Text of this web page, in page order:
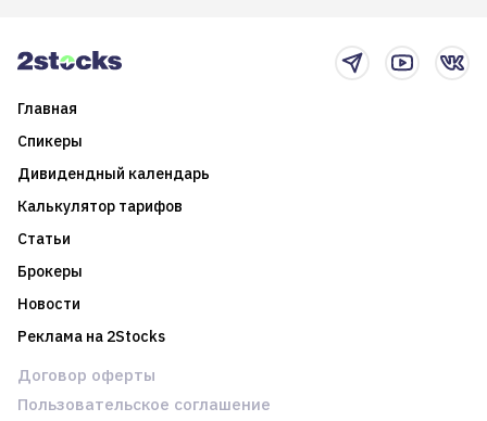
Главная
Спикеры
Дивидендный календарь
Калькулятор тарифов
Статьи
Брокеры
Новости
Реклама на 2Stocks
Договор оферты
Пользовательское соглашение